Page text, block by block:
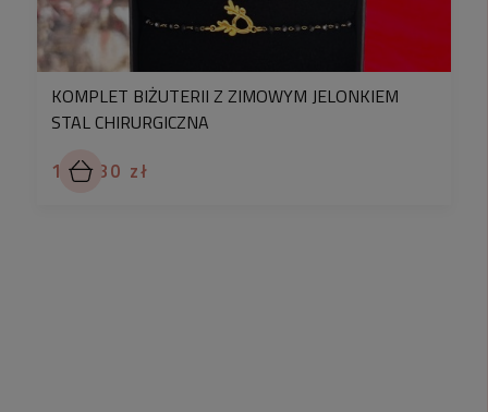
KOMPLET BIŻUTERII Z ZIMOWYM JELONKIEM
STAL CHIRURGICZNA
162,80 zł